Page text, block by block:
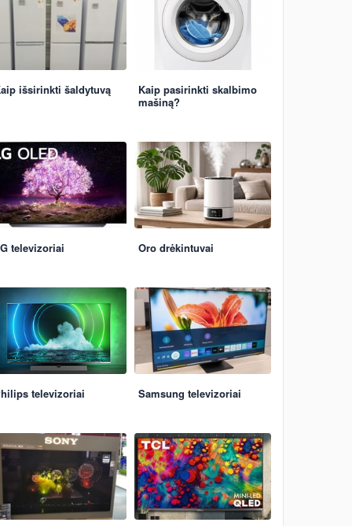
išsirinkti šaldytuvą
Kaip pasirinkti skalbimo
mašiną?
televizoriai Oro drėkintuvai
televizoriai Samsung televizoriai